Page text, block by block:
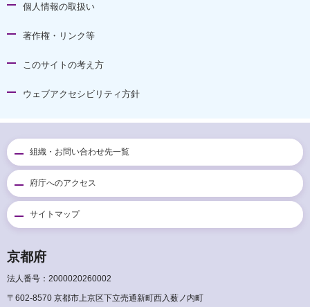
個人情報の取扱い
著作権・リンク等
このサイトの考え方
ウェブアクセシビリティ方針
組織・お問い合わせ先一覧
府庁へのアクセス
サイトマップ
京都府
法人番号：2000020260002
〒602-8570 京都市上京区下立売通新町西入薮ノ内町